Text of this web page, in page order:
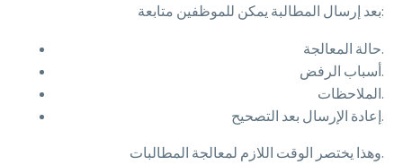
بعد إرسال المطالبة يمكن للموظفين متابعة:
حالة المعالجة.
أسباب الرفض.
الملاحظات.
إعادة الإرسال بعد التصحيح.
وهذا يختصر الوقت اللازم لمعالجة المطالبات.